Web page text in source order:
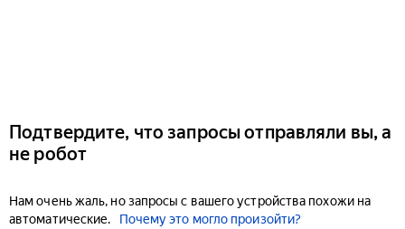
Подтвердите, что запросы отправляли вы, а
не робот
Нам очень жаль, но запросы с вашего устройства похожи на
автоматические.
Почему это могло произойти?